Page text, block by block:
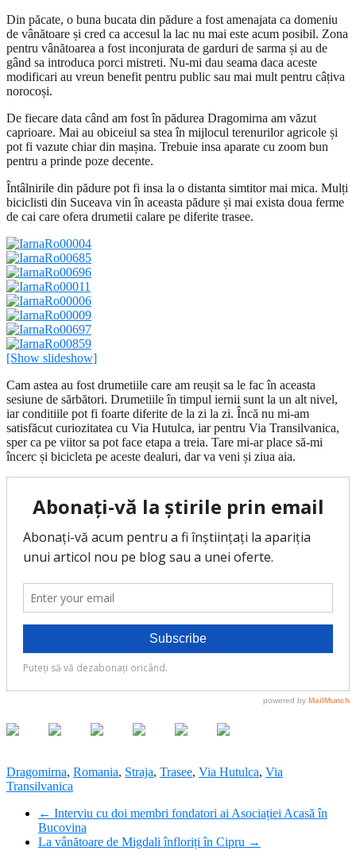
Din păcate, o buna bucata din pădure a fost amenajata ca domeniu
de vânătoare și cred ca accesul la lac nu mai este acum posibil. Zona
pentru vânătoarea a fost inconjurata de garduri de sarma și au de
gând sa introduca porci mistreti. Nu-mi dau seama daca aceste
modificari au vreun benefit pentru public sau mai mult pentru câțiva
norocoși.
De fiecare data când am fost în pădurea Dragomirna am văzut
caprioare. Mai au obiceiul sa stea în mijlocul terenurilor agricole și
pot fi vazute chiar din mașina. Trebuie insa aparate cu zoom bun
pentru a prinde poze decente.
Întâlnirile din pădure pot fi insa la o distanta simtitor mai mica. Mulți
biciclisti din Suceava vin în aceasta pădure și mai exista doua ferme
de cai care ofera drumetii calare pe diferite trasee.
[Show slideshow]
Cam astea au fost drumetiile care am reușit sa le fac în aceasta
sesiune de sărbători. Drumetiile în timpul iernii sunt la un alt nivel,
iar conditiile pot fi foarte diferite de la zi la zi. Încă nu mi-am
satisfăcut curiozitatea cu Via Hutulca, iar pentru Via Transilvanica,
sper ca pe viitor sa pot face etapa a treia. Tare mi-ar place să-mi
încerc și bicicleta pe aceste dealuri, dar va veni și ziua aia.
Dragomirna, Romania, Straja, Trasee, Via Hutulca, Via
Transilvanica
← Interviu cu doi membri fondatori ai Asociației Acasă în
Bucovina
La vânătoare de Migdali înfloriți în Cipru →